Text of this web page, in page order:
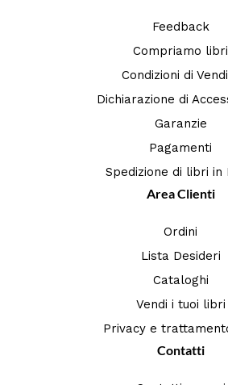
Feedback
Compriamo libri
Condizioni di
Dichiarazione di
Garanzie
Pagamenti
Spedizione di libri in
Area Clienti
Ordini
Lista Desideri
Cataloghi
Vendi i tuoi libri
Privacy e
Contatti